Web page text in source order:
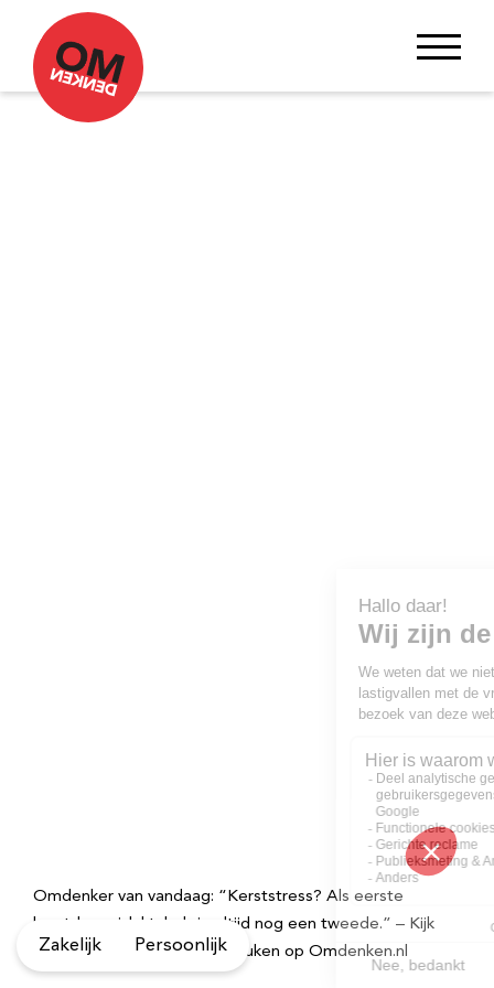
Omdenker van vandaag: “Kerststress? Als eerste
kerstdag mislukt, heb je altijd nog een tweede.” – Kijk
voor meer inspirerende spreuken op Omdenken.nl
Zakelijk Persoonlijk